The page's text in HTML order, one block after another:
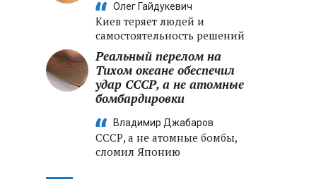
Олег Гайдукевич
Киев теряет людей и
самостоятельность решений
Реальный перелом на
Тихом океане обеспечил
удар СССР, а не атомные
бомбардировки
Владимир Джабаров
СССР, а не атомные бомбы,
сломил Японию